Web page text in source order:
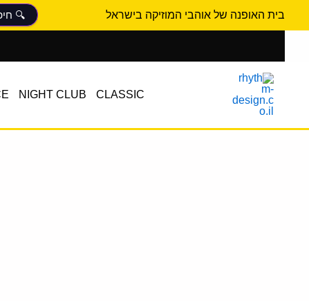
בית האופנה של אוהבי המוזיקה בישראל
CLASSIC
NIGHT CLUB